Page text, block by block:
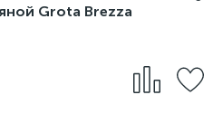
Grota Brezza